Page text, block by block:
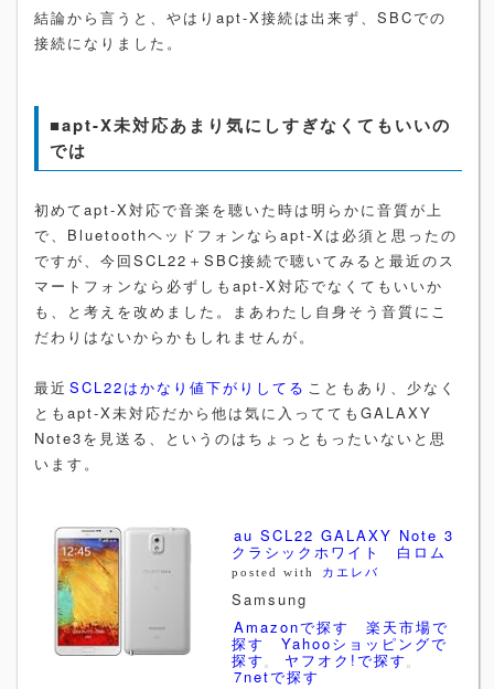
結論から言うと、やはりapt-X接続は出来ず、SBCでの
接続になりました。
■apt-X未対応あまり気にしすぎなくてもいいの
では
初めてapt-X対応で音楽を聴いた時は明らかに音質が上
で、Bluetoothヘッドフォンならapt-Xは必須と思ったの
ですが、今回SCL22＋SBC接続で聴いてみると最近のス
マートフォンなら必ずしもapt-X対応でなくてもいいか
も、と考えを改めました。まあわたし自身そう音質にこ
だわりはないからかもしれませんが。
最近 SCL22はかなり値下がりしてる こともあり、少なく
ともapt-X未対応だから他は気に入っててもGALAXY
Note3を見送る、というのはちょっともったいないと思
います。
au SCL22 GALAXY Note 3
クラシックホワイト 白ロム
posted with カエレバ
Samsung
Amazonで探す
楽天市場で
探す Yahooショッピングで
探す ヤフオク!で探す
7netで探す